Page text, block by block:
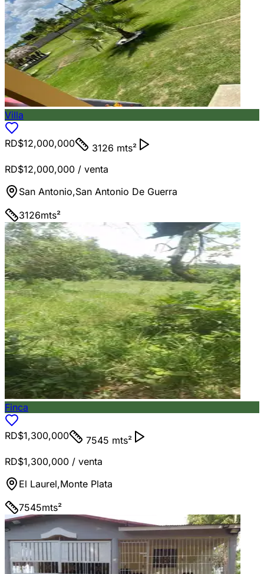
Villa
RD$12,000,000
3126 mts²
RD$12,000,000 / venta
San Antonio,San Antonio De Guerra
3126mts²
Finca
RD$1,300,000
7545 mts²
RD$1,300,000 / venta
El Laurel,Monte Plata
7545mts²